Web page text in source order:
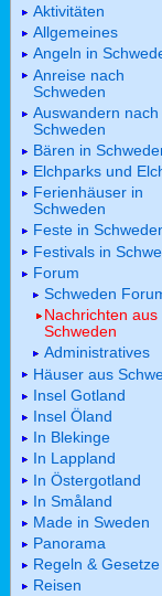
Aktivitäten
Allgemeines
Angeln in
Anreise nach
Schweden
Auswandern nach
Schweden
Bären in
Elchparks und
Ferienhäuser in
Schweden
Feste in
Festivals in
Forum
Schweden
Nachrichten aus
Schweden
Administratives
Häuser aus
Insel Gotland
Insel Öland
In Blekinge
In Lappland
In Östergotland
In Småland
Made in Sweden
Panorama
Regeln & Gesetze
Reisen